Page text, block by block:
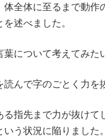
体全体に至るまで動
述べました。
について考えてみた
んで字のごとく力を
指先まで力が抜けて
う状況に陥りました。